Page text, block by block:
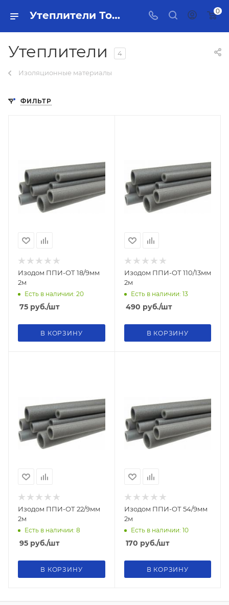
Утеплители Тольятти - купить в интернет-магазине, каталог с ценами и характеристиками 0
Утеплители 4
Изоляционные материалы
ФИЛЬТР
Изодом ППИ-ОТ 18/9мм
2м
Есть в наличии: 20
75 руб./шт
В КОРЗИНУ
Изодом ППИ-ОТ 110/13мм
2м
Есть в наличии: 13
490 руб./шт
В КОРЗИНУ
Изодом ППИ-ОТ 22/9мм
2м
Есть в наличии: 8
95 руб./шт
В КОРЗИНУ
Изодом ППИ-ОТ 54/9мм
2м
Есть в наличии: 10
170 руб./шт
В КОРЗИНУ